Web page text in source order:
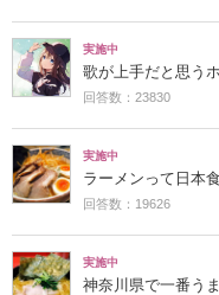
実施中
歌が上手だと思う
回答数：23830
実施中
ラーメンって日本
回答数：19626
実施中
神奈川県で一番う